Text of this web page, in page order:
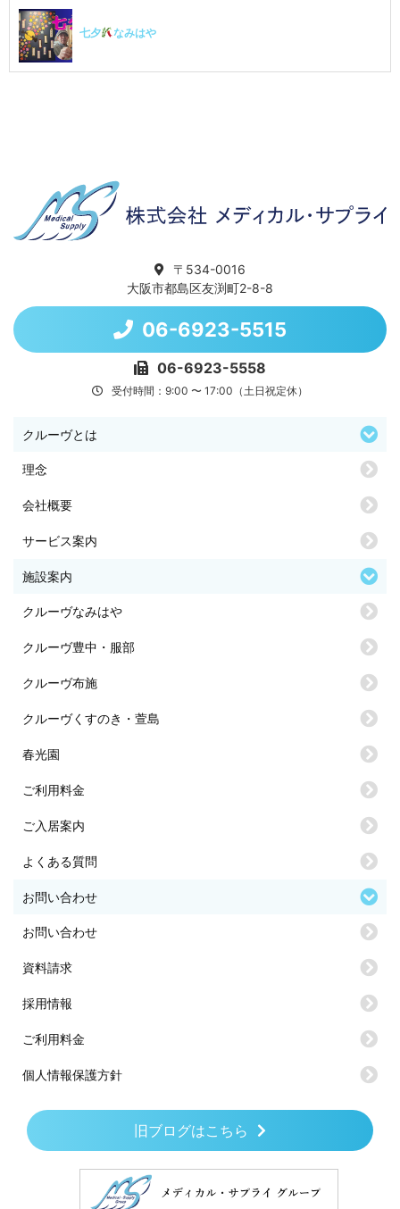
七夕 なみはや
〒534-0016
大阪市都島区友渕町2-8-8
06-6923-5515
06-6923-5558
受付時間：9:00 〜 17:00（土日祝定休）
クルーヴとは
理念
会社概要
サービス案内
施設案内
クルーヴなみはや
クルーヴ豊中・服部
クルーヴ布施
クルーヴくすのき・萱島
春光園
ご利用料金
ご入居案内
よくある質問
お問い合わせ
お問い合わせ
資料請求
採用情報
ご利用料金
個人情報保護方針
旧ブログはこちら